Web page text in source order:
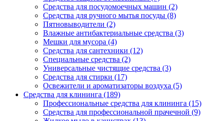
Средства для посудомоечных машин (2)
Средства для ручного мытья посуды (8)
Пятновыводители (2)
Влажные антибактериальные средства (3)
Мешки для мусора (4)
Средства для сантехники (12)
Специальные средства (2)
Универсальные чистящие средства (3)
Средства для стирки (17)
Освежители и ароматизаторы воздуха (5)
Средства для клининга (189)
Профессиональные средства для клининга (15)
Средства для профессиональной прачечной (9)